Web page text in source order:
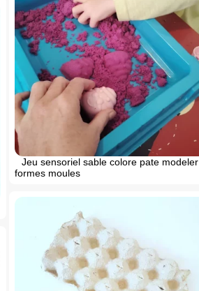
Jeu sensoriel sable colore pate modeler
formes moules